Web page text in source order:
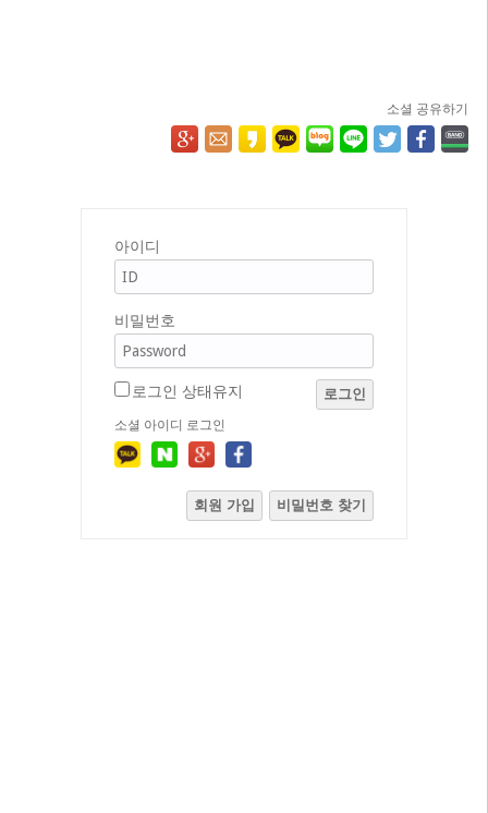
소셜 공유하기
아이디
비밀번호
로그인 상태유지 로그인
소셜 아이디 로그인
회원 가입 비밀번호 찾기